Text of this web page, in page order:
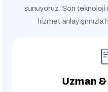
sunuyoruz. Son teknoloji
hizmet anlayışımızla
Uzman